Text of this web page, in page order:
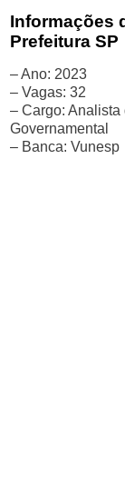
Informações
Prefeitura SP
– Ano: 2023
– Vagas: 32
– Cargo:
Governamental
– Banca: Vunesp